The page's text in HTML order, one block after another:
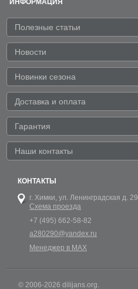
Полезные статьи
Новости
Новинки сезона
Доставка и оплата
Гарантия
Наши контакты
КОНТАКТЫ
г. Химки, ул. Ленинградская д. 29
Схема проезда
+7 (495) 662-58-82
a280290@yandex.ru
Менеджер в MAX
© 2006-2026 dilijans.org.